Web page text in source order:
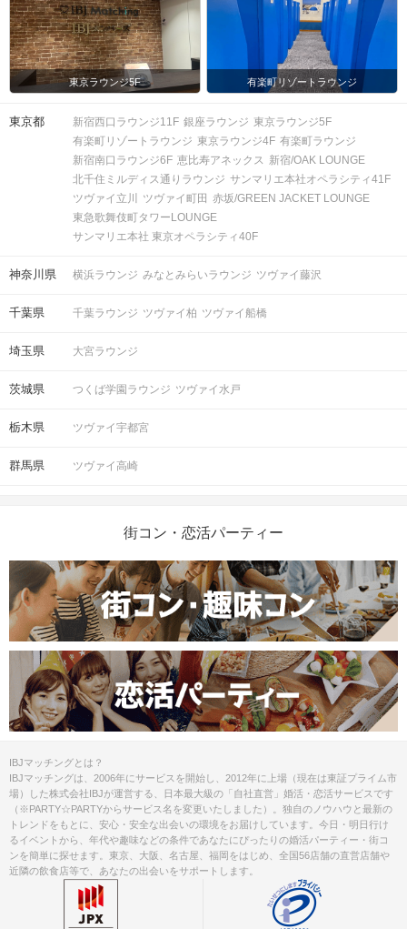
東京ラウンジ5F 有楽町リゾートラウンジ
東京都 新宿西口ラウンジ11F 銀座ラウンジ 東京ラウンジ5F
有楽町リゾートラウンジ 東京ラウンジ4F 有楽町ラウンジ
新宿南口ラウンジ6F 恵比寿アネックス 新宿/OAK LOUNGE
北千住ミルディス通りラウンジ サンマリエ本社オペラシティ41F
ツヴァイ立川
ツヴァイ町田 赤坂/GREEN JACKET LOUNGE
東急歌舞伎町タワーLOUNGE
サンマリエ本社 東京オペラシティ40F
神奈川県 横浜ラウンジ みなとみらいラウンジ ツヴァイ藤沢
千葉県 千葉ラウンジ ツヴァイ柏 ツヴァイ船橋
埼玉県 大宮ラウンジ
茨城県 つくば学園ラウンジ ツヴァイ水戸
栃木県 ツヴァイ宇都宮
群馬県 ツヴァイ高崎
街コン・恋活パーティー
IBJマッチングとは？
IBJマッチングは、2006年にサービスを開始し、2012年に上場（現在は東証プライム市
場）した株式会社IBJが運営する、日本最大級の「自社直営」婚活・恋活サービスです
（※PARTY☆PARTYからサービス名を変更いたしました）。独自のノウハウと最新の
トレンドをもとに、安心・安全な出会いの環境をお届けしています。今日・明日行け
るイベントから、年代や趣味などの条件であなたにぴったりの婚活パーティー・街コ
ンを簡単に探せます。東京、大阪、名古屋、福岡をはじめ、全国56店舗の直営店舗や
近隣の飲食店等で、あなたの出会いをサポートします。